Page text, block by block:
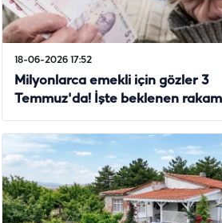
18-06-2026 17:52
Milyonlarca emekli için gözler 3
Temmuz'da! İşte beklenen rakam